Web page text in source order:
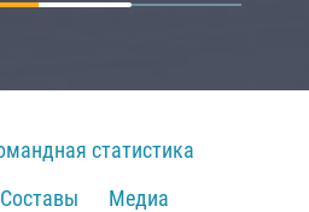
статистика
Составы
Медиа